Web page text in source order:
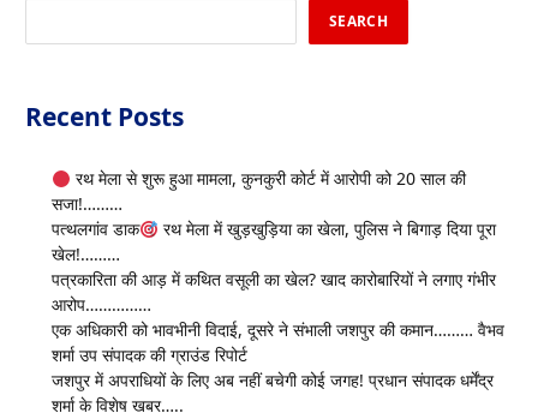
SEARCH
Recent Posts
रथ मेला से शुरू हुआ मामला, कुनकुरी कोर्ट में आरोपी को 20 साल की
सजा!………
पत्थलगांव डाक
रथ मेला में खुड़खुड़िया का खेला, पुलिस ने बिगाड़ दिया पूरा
खेल!………
पत्रकारिता की आड़ में कथित वसूली का खेल? खाद कारोबारियों ने लगाए गंभीर
आरोप……………
एक अधिकारी को भावभीनी विदाई, दूसरे ने संभाली जशपुर की कमान……… वैभव
शर्मा उप संपादक की ग्राउंड रिपोर्ट
जशपुर में अपराधियों के लिए अब नहीं बचेगी कोई जगह! प्रधान संपादक धर्मेंद्र
शर्मा के विशेष खबर…..